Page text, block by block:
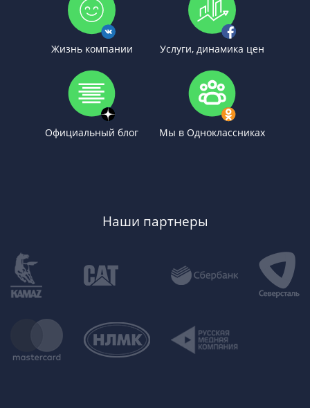
Жизнь компании Услуги, динамика цен
Официальный блог Мы в Одноклассниках
Наши партнеры